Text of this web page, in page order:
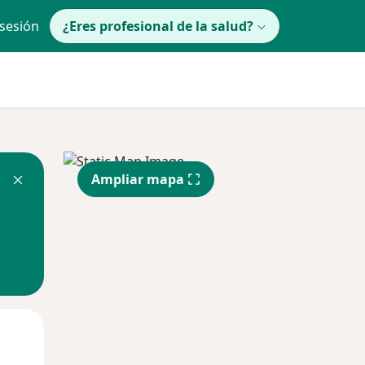
¿Eres profesional de la salud?
Ampliar mapa